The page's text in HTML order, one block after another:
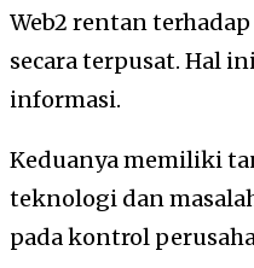
Web2 rentan
secara terpusat. Hal
informasi.
Keduanya memiliki
teknologi dan
pada kontrol